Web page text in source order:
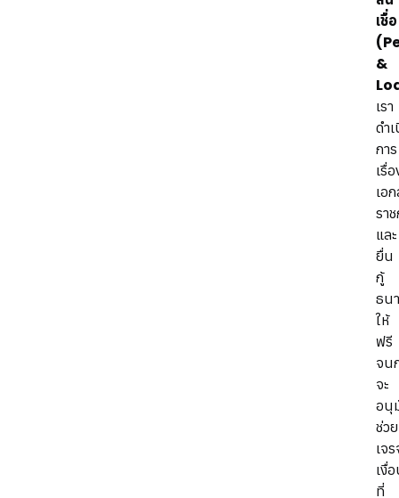
เชื่อ
&
เรา
ดำ
การ
เรื่
เอ
รา
และ
ยื่น
กู้
ธน
ให้
ฟรี
จน
จะ
อนุ
ช่วย
เจ
เงื่
ที่